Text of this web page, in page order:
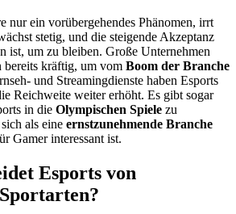
nur ein vorübergehendes Phänomen, irrt
stetig, und die steigende Akzeptanz
ist, um zu bleiben. Große Unternehmen
bereits kräftig, um vom Boom der Branche
und Streamingdienste haben Esports
Reichweite weiter erhöht. Es gibt sogar
in die Olympischen Spiele zu
als eine ernstzunehmende Branche
Gamer interessant ist.
Esports von